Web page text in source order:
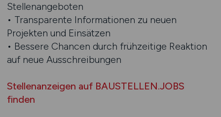
Stellenangeboten
• Transparente Informationen zu neuen
Projekten und Einsätzen
• Bessere Chancen durch frühzeitige Reaktion
auf neue Ausschreibungen
Stellenanzeigen auf BAUSTELLEN.JOBS
finden